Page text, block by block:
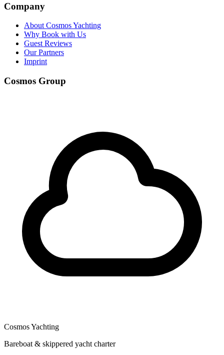
Company
About Cosmos Yachting
Why Book with Us
Guest Reviews
Our Partners
Imprint
Cosmos Group
Cosmos Yachting
Bareboat & skippered yacht charter